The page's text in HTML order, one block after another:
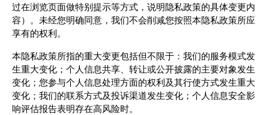
过在浏览页面做特别提示等方式，说明隐私政策的具体变更内
容）。未经您明确同意，我们不会削减您按照本隐私政策所应
享有的权利。
本隐私政策所指的重大变更包括但不限于：我们的服务模式发
生重大变化；个人信息共享、转让或公开披露的主要对象发生
变化；您参与个人信息处理方面的权利及其行使方式发生重大
变化；我们的联系方式及投诉渠道发生变化；个人信息安全影
响评估报告表明存在高风险时。